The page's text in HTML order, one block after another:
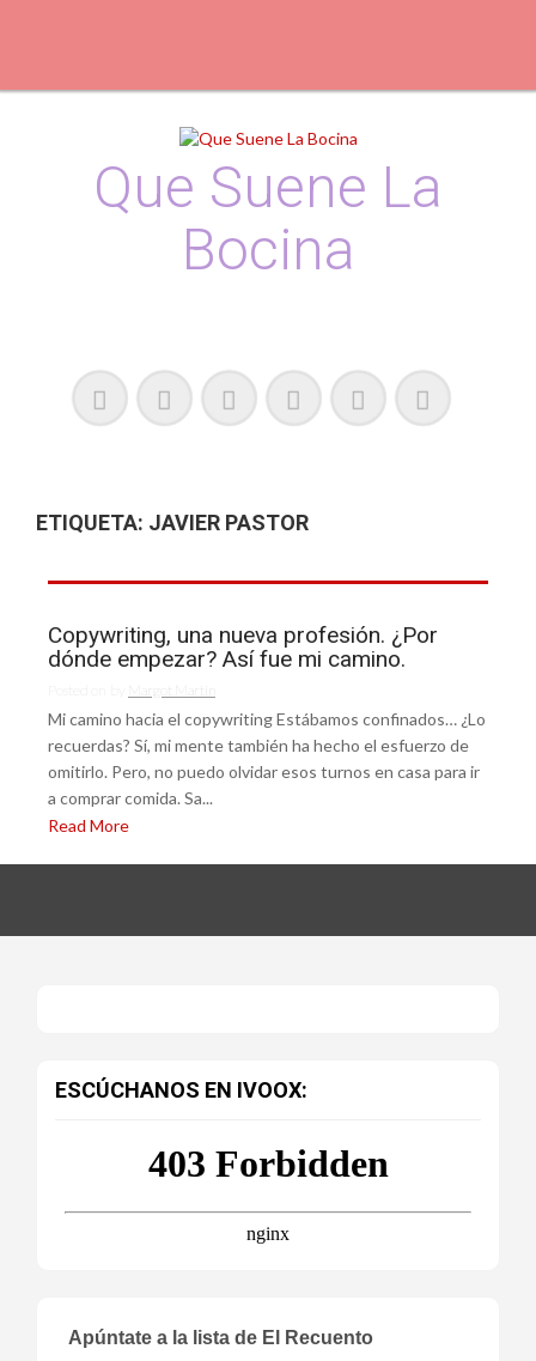
Que Suene La
Bocina
ETIQUETA: JAVIER PASTOR
Copywriting, una nueva profesión. ¿Por
dónde empezar? Así fue mi camino.
Margot Martín
Mi camino hacia el copywriting Estábamos confinados… ¿Lo
recuerdas? Sí, mi mente también ha hecho el esfuerzo de
omitirlo. Pero, no puedo olvidar esos turnos en casa para ir
a comprar comida. Sa...
Read More
ESCÚCHANOS EN IVOOX:
Apúntate a la lista de El Recuento